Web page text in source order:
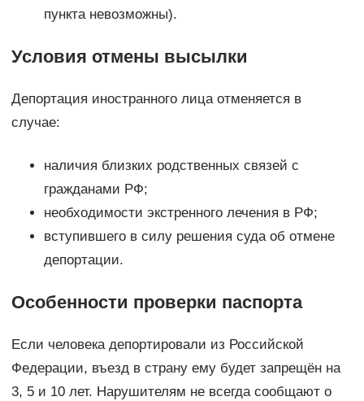
пункта невозможны).
Условия отмены высылки
Депортация иностранного лица отменяется в
случае:
наличия близких родственных связей с
гражданами РФ;
необходимости экстренного лечения в РФ;
вступившего в силу решения суда об отмене
депортации.
Особенности проверки паспорта
Если человека депортировали из Российской
Федерации, въезд в страну ему будет запрещён на
3, 5 и 10 лет. Нарушителям не всегда сообщают о